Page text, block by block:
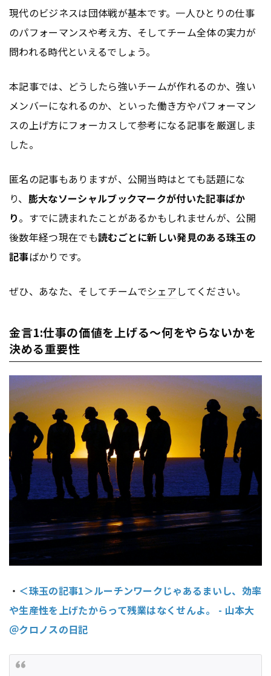
現代のビジネスは団体戦が基本です。一人ひとりの仕事
のパフォーマンスや考え方、そしてチーム全体の実力が
問われる時代といえるでしょう。
本記事では、どうしたら強いチームが作れるのか、強い
メンバーになれるのか、といった働き方やパフォーマン
スの上げ方にフォーカスして参考になる記事を厳選しま
した。
匿名の記事もありますが、公開当時はとても話題にな
り、 膨大なソーシャルブックマークが付いた記事ばか
り。すでに読まれたことがあるかもしれませんが、公開
後数年経つ現在でも読むごとに新しい発見のある珠玉の
記事ばかりです。
ぜひ、あなた、そしてチームでシェアしてください。
金言1:仕事の価値を上げる～何をやらないかを
決める重要性
・ ＜珠玉の記事1＞ルーチンワークじゃあるまいし、効率
や生産性を上げたからって残業はなくせんよ。 - 山本大
＠クロノスの日記